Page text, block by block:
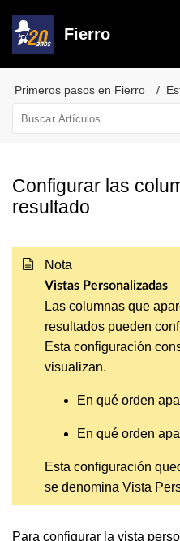
Fierro
Primeros pasos en Fierro
Configurar las
resultado
Nota
Vistas Personalizadas
Las columnas que
resultados pueden
Esta configuración
visualizan.
En qué orden
En qué orden
Esta configuración
se denomina Vista
Para configurar la vista